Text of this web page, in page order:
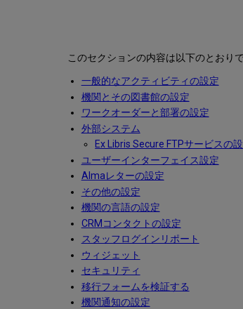
このセクションの内容は以下のとおり
一般的なアクティビティの設定
機関とその図書館の設定
ワークオーダーと部署の設定
外部システム
Ex Libris Secure FTPサービスの
ユーザーインターフェイス設定
Almaレターの設定
その他の設定
機関の言語の設定
CRMコンタクトの設定
スタッフログインリポート
ウィジェット
セキュリティ
移行フォームを検証する
機関通知の設定